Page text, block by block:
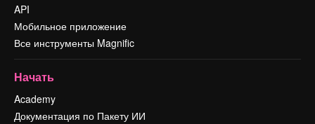
API
Мобильное приложение
Все инструменты Magnific
Начать
Academy
Документация по Пакету ИИ